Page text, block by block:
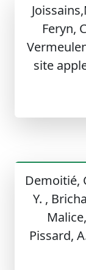
Feryn,
site
Demoitié,
Y. ,
Pissard,